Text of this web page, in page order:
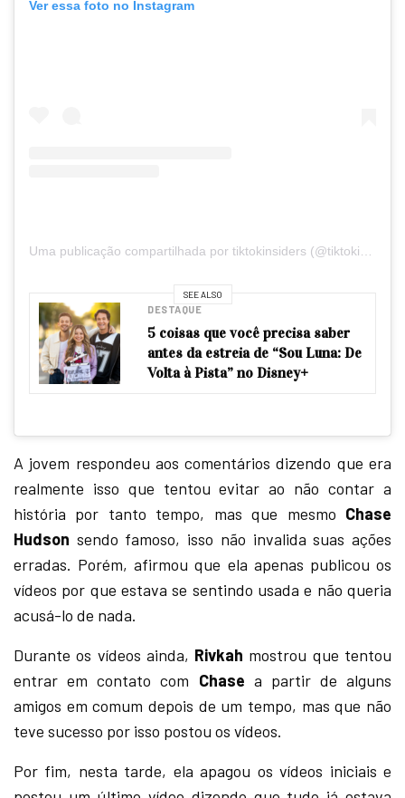
Ver essa foto no Instagram
Uma publicação compartilhada por tiktokinsiders (@tiktokinsiders)
SEE ALSO
DESTAQUE
5 coisas que você precisa saber
antes da estreia de “Sou Luna: De
Volta à Pista” no Disney+
A jovem respondeu aos comentários dizendo que era
realmente isso que tentou evitar ao não contar a
história por tanto tempo, mas que mesmo Chase
Hudson sendo famoso, isso não invalida suas ações
erradas. Porém, afirmou que ela apenas publicou os
vídeos por que estava se sentindo usada e não queria
acusá-lo de nada.
Durante os vídeos ainda, Rivkah mostrou que tentou
entrar em contato com Chase a partir de alguns
amigos em comum depois de um tempo, mas que não
teve sucesso por isso postou os vídeos.
Por fim, nesta tarde, ela apagou os vídeos iniciais e